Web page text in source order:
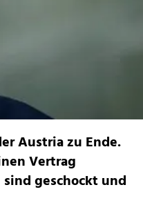
Austria zu Ende.
Vertrag
geschockt und